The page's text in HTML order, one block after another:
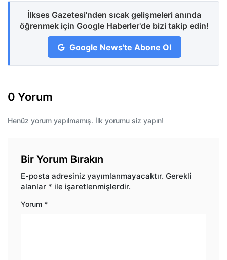
İlkses Gazetesi'nden sıcak gelişmeleri anında
öğrenmek için Google Haberler'de bizi takip edin!
Google News'te Abone Ol
0 Yorum
Henüz yorum yapılmamış. İlk yorumu siz yapın!
Bir Yorum Bırakın
E-posta adresiniz yayımlanmayacaktır. Gerekli
alanlar * ile işaretlenmişlerdir.
Yorum *